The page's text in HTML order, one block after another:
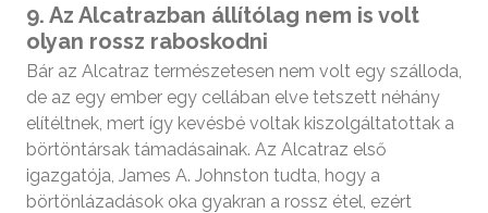
9. Az Alcatrazban állítólag nem is volt
olyan rossz raboskodni
Bár az Alcatraz természetesen nem volt egy szálloda,
de az egy ember egy cellában elve tetszett néhány
elítéltnek, mert így kevésbé voltak kiszolgáltatottak a
börtöntársak támadásainak. Az Alcatraz első
igazgatója, James A. Johnston tudta, hogy a
börtönlázadások oka gyakran a rossz étel, ezért